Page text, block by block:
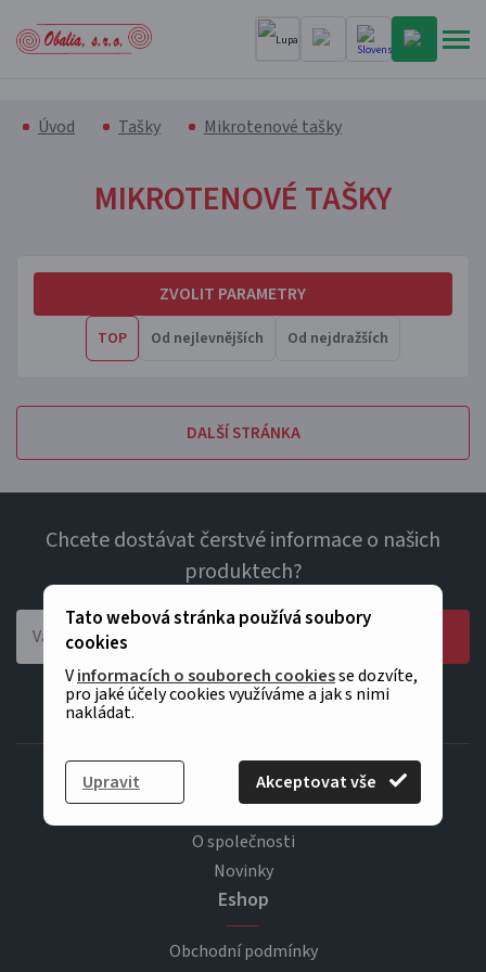
Tato webová stránka používá soubory
cookies
Vinformacích o souborech cookiesse dozvíte,
pro jaké účely cookies využíváme a jak s nimi
nakládat.
Upravit Akceptovat vše
Úvod Tašky Mikrotenové tašky
MIKROTENOVÉ TAŠKY
TOP Od nejlevnějších Od nejdražších
ZVOLIT PARAMETRY
DALŠÍ STRÁNKA
Chcete dostávat čerstvé informace o našich
produktech?
Souhlasím se zasíláním obchodních sdělení.
Užitečné informace
O společnosti
Novinky
Eshop
Obchodní podmínky